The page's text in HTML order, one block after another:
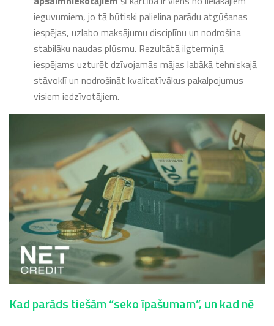
ieguvumiem, jo tā būtiski palielina parādu atgūšanas
iespējas, uzlabo maksājumu disciplīnu un nodrošina
stabilāku naudas plūsmu. Rezultātā ilgtermiņā
iespējams uzturēt dzīvojamās mājas labākā tehniskajā
stāvoklī un nodrošināt kvalitatīvākus pakalpojumus
visiem iedzīvotājiem.
Kad parāds tiešām “seko īpašumam”, un kad nē